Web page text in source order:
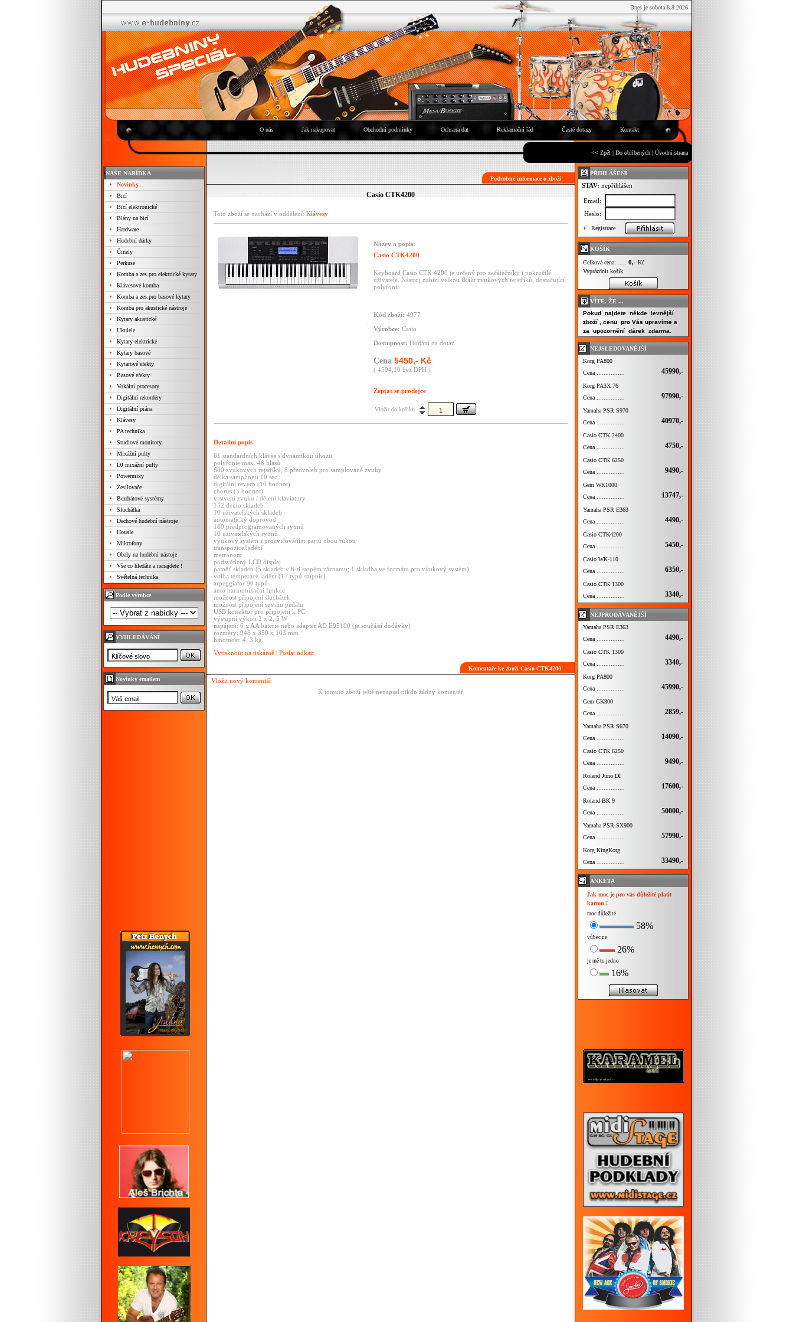
Dnes je sobota 8.8.2026
O nás Jak nakupovat Obchodní podmínky Ochrana dat Reklamační řád Časté dotazy Kontakt
<< Zpět | Do oblíbených | Úvodní strana
NAŠE NABÍDKA
Novinky
Bicí
Bicí elektronické
Blány na bicí
Hardware
Hudební dárky
Činely
Perkuse
Komba a zes.pro elektrické kytary
Klávesové komba
Komba a zes.pro basové kytary
Komba pro akustické nástroje
Kytary akustické
Ukulele
Kytary elektrické
Kytary basové
Kytarové efekty
Basové efekty
Vokální procesory
Digitální rekordéry
Digitální piána
Klávesy
PA technika
Studiové monitory
Mixážní pulty
DJ mixážní pulty
Powermixy
Zesilovače
Bezdrátové systémy
Sluchátka
Dechové hudební nástroje
Housle
Mikrofony
Obaly na hudební nástoje
Vše co hledáte a nenajdete !
Světelná technika
Podle výrobce
VYHLEDÁVÁNÍ
Novinky emailem
Podrobné informace o zboží
Casio CTK4200
Toto zboží se nachází v oddělení: Klávesy
Název a popis:
Casio CTK4200
Keyboard Casio CTK 4200 je určený pro začátečníky i pokročilé
uživatele. Nástroj nabízí velkou škálu zvukových rejstříků, dostačující
polyfonii.
Kód zboží: 4977
Výrobce: Casio
Dostupnost: Dodání na dotaz
Cena 5450,- Kč
( 4504,10 bez DPH )
Zeptat se prodejce
Vložit do košíku
Detailní popis
61 standardních kláves s dynamikou úhozu
polyfonie max. 48 hlasů
600 zvukových rejstříků, 8 předvoleb pro samplované zvuky
délka samplingu 10 sec.
digitální reverb (10 hodnot)
chorus (5 hodnot)
vrstvení zvuku / dělení klaviatury
152 demo skladeb
10 uživatelských skladeb
automatický doprovod
180 předprogramovaných rytmů
10 uživatelských rytmů
výukový systém s procvičováním partů obou rukou
transpozice/ladění
metronom
podsvětlený LCD displej
paměť skladeb (5 skladeb v 6-ti stopém záznamu; 1 skladba ve formátu pro výukový systém)
volba temperace ladění (17 typů stupnic)
arpeggiator 90 typů
auto harmonizační funkce
možnost připojení sluchátek
možnost připojení sustain pedálu
USB konektor pro připojení k PC
výstupní výkon 2 x 2, 5 W
napájení: 6 x AA baterie nebo adaptér AD E95100 (je součástí dodávky)
rozměry: 948 x 350 x 103 mm
hmotnost: 4, 3 kg
Vytisknout na tiskárně | Poslat odkaz
Komentáře ke zboží Casio CTK4200
Vložit nový komentář
K tomuto zboží ještě nenapsal nikdo žádný komentář
PŘIHLÁŠENÍ
STAV: nepřihlášen
Email:
Heslo:
Registrace
KOŠÍK
Celková cena: ..... 0,- Kč
Vyprázdnit košík
VÍTE, ŽE ...
Pokud najdete někde levnější
zboží , cenu pro Vás upravíme a
za upozornění dárek zdarma.
NEJSLEDOVANĚJŠÍ
Korg PA800
Cena ................
45990,-
Korg PA3X 76
Cena ................
97990,-
Yamaha PSR S970
Cena ................
40970,-
Casio CTK 2400
Cena ................
4750,-
Casio CTK 6250
Cena ................
9490,-
Gem WK1000
Cena ................
13747,-
Yamaha PSR E363
Cena ................
4490,-
Casio CTK4200
Cena ................
5450,-
Casio WK-110
Cena ................
6350,-
Casio CTK 1300
Cena ................
3340,-
NEJPRODÁVANĚJŠÍ
Yamaha PSR E363
Cena ................
4490,-
Casio CTK 1300
Cena ................
3340,-
Korg PA800
Cena ................
45990,-
Gem GK300
Cena ................
2859,-
Yamaha PSR S670
Cena ................
14090,-
Casio CTK 6250
Cena ................
9490,-
Roland Juno DI
Cena ................
17600,-
Roland BK 9
Cena ................
50000,-
Yamaha PSR-SX900
Cena ................
57990,-
Korg KingKorg
Cena ................
33490,-
ANKETA
Jak moc je pro vás důležité platit
kartou !
moc důležité
58%
vůbec ne
26%
je mě to jedno
16%